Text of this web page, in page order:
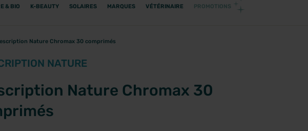
& BIO K-BEAUTY SOLAIRES MARQUES VÉTÉRINAIRE PROMOTIONS
Nature Chromax 30 comprimés
NATURE
Nature Chromax 30